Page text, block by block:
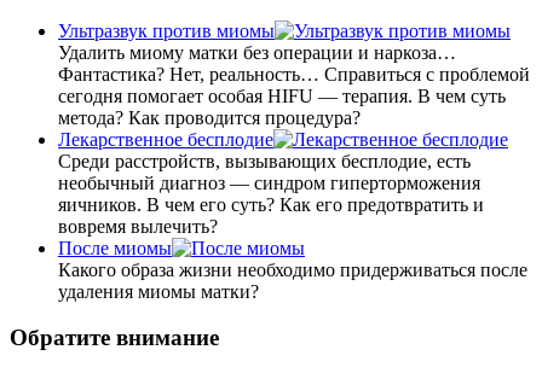
Ультразвук против миомы
Удалить миому матки без операции и наркоза…
Фантастика? Нет, реальность… Справиться с проблемой
сегодня помогает особая HIFU — терапия. В чем суть
метода? Как проводится процедура?
Лекарственное бесплодие
Среди расстройств, вызывающих бесплодие, есть
необычный диагноз — синдром гиперторможения
яичников. В чем его суть? Как его предотвратить и
вовремя вылечить?
После миомы
Какого образа жизни необходимо придерживаться после
удаления миомы матки?
Обратите внимание